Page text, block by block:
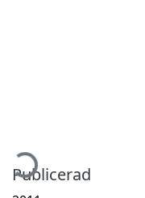
Publicerad